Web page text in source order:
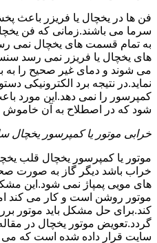
فن ها در یخچال یا فریزر باعث
سرما می باشند.زمانی که فن
به تمام قسمت های یخچال نمی
های یخچال یا فریزر نمی رسد
می شوند و دمای غیر صحیح را به
نماید.در نتیجه برد الکترونیکی
کمپرسور را نمی دهد.این مورد
شود که در اصطلاح به آن
خرابی موتور یا کمپرسور یخچال
موتور یا کمپرسور یخچال قلب
خراب باشد دیگر گاز به صورت
های مویی پمپاژ نمی شود.این
موتور روشن است و کار می کند
کند.برای حل مشکل باید موتور
گردد.تعویض موتور یخچال در
سایت قرار داده شده است که می